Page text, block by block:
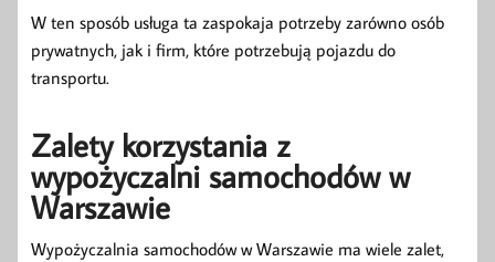
W ten sposób usługa ta zaspokaja potrzeby zarówno osób
prywatnych, jak i firm, które potrzebują pojazdu do
transportu.
Zalety korzystania z
wypożyczalni samochodów w
Warszawie
Wypożyczalnia samochodów w Warszawie ma wiele zalet,